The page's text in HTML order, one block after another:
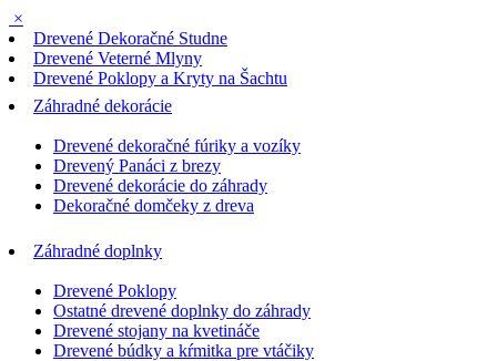
×
Drevené Dekoračné Studne
Drevené Veterné Mlyny
Drevené Poklopy a Kryty na Šachtu
Záhradné dekorácie
Drevené dekoračné fúriky a vozíky
Drevený Panáci z brezy
Drevené dekorácie do záhrady
Dekoračné domčeky z dreva
Záhradné doplnky
Drevené Poklopy
Ostatné drevené doplnky do záhrady
Drevené stojany na kvetináče
Drevené búdky a kŕmitka pre vtáčiky